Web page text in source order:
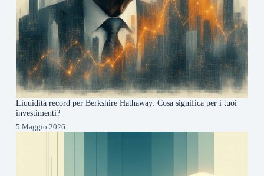
Liquidità record per Berkshire Hathaway: Cosa significa per i tuoi
investimenti?
5 Maggio 2026